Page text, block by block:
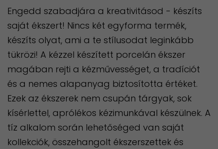
Engedd szabadjára a kreativitásod - készíts
saját ékszert! Nincs két egyforma termék,
készíts olyat, ami a te stílusodat leginkább
tükrözi! A kézzel készített porcelán ékszer
magában rejti a kézművességet, a tradíciót
és a nemes alapanyag biztosította értéket.
Ezek az ékszerek nem csupán tárgyak, sok
kísérlettel, aprólékos kézimunkával készülnek. A
tíz alkalom során lehetőséged van saját
kollekciók, összehangolt ékszerszettek és